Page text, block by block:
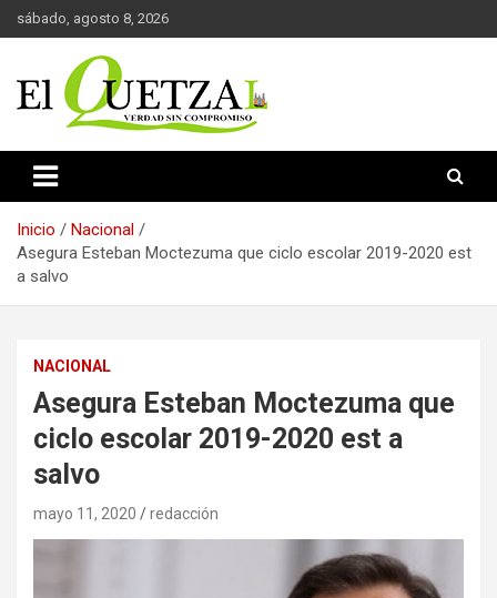
Saltar
al
sábado, agosto 8, 2026
El Quetzal de Cholula
Inicio
Nacional
Asegura Esteban Moctezuma que ciclo escolar 2019-2020 est
a salvo
NACIONAL
Asegura Esteban Moctezuma que
ciclo escolar 2019-2020 est a
salvo
mayo 11, 2020 redacción